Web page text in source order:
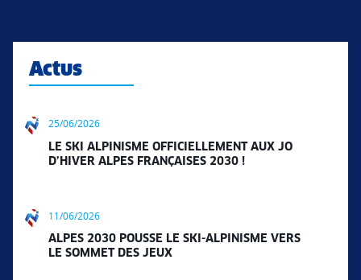
Actus
25/06/2026
LE SKI ALPINISME OFFICIELLEMENT AUX JO
D’HIVER ALPES FRANÇAISES 2030 !
11/06/2026
ALPES 2030 POUSSE LE SKI-ALPINISME VERS
LE SOMMET DES JEUX